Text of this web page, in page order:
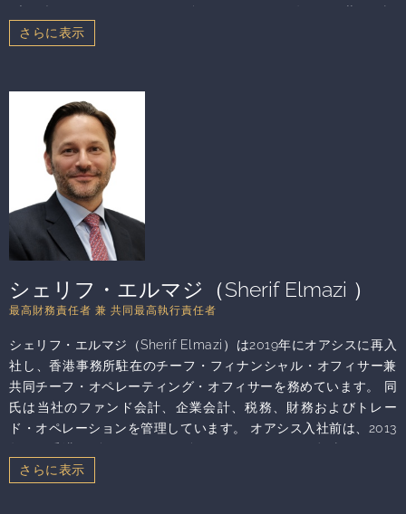
「Lexology Asia-Pacific Global Counsel Award for
受賞者でもあります。メイヤー氏は、金融市場、規制コンプライ
アンス、倫理、ヘッジファンド運用および管理、内部調査、金融
サービスに関する法務上の問題とトレンド、社内の法務・コンプ
ライアンス部門の管理、株主アクティビズム、ガバナンス、ESG
関連トピック（企業の多様性と包摂性を含む）に関するテーマに
ついて、頻繁に講演を実施しています。
ブン型ヘッジファンドであるSilver Treeを2010年6月に共同で設
立し、2016年1月まで主幹ポートフォリオ・マネージャーおよび
PopulairesのNatexis Arbitrageで転換社債裁定取引の共同責任者
を務めていました。その以前には、2000 年 8 月～2001 年 8 月
までパリのBNP Paribas Arbitrageで転換社債のトレーダーでし
た。パリ第9大学ドーフィーヌ校から国際金融・経済学の修士
号、銀行金融保険専攻の経済学修士号、および応用経済学専攻の
経済学士号を取得しています。同氏は香港の上場企業における取
締役のジェンダーダイバーシティ推進を目的とした、Board
Diversity Hong Kong Investors’ Initiativeの創設者の1人です。ま
た、30% Club 香港支部の運営委員、30% Club 香港インベスタ
ーグループ議長、30% Club 日本支部インベスターグループのメ
ンバーも務めています。PRIのヘッジファンド諮問委員会、そし
ンバーでもあります。リスク管理、取締役会のダイバーシティ、
ESGをテーマに定期的に講演を行っています。
シェリフ・エルマジ（Sherif Elmazi ）
最高財務責任者 兼 共同最高執行責任者
シェリフ・エルマジ（Sherif Elmazi）は2019年にオアシスに再入
社し、香港事務所駐在のチーフ・フィナンシャル・オフィサー兼
共同チーフ・オペレーティング・オフィサーを務めています。 同
氏は当社のファンド会計、企業会計、税務、財務およびトレー
ド・オペレーションを管理しています。 オアシス入社前は、2013
年から香港のNine Masts Capitalのオペレーション担当ディレク
ターを務めていました。 またニューヨークのPulse Capital